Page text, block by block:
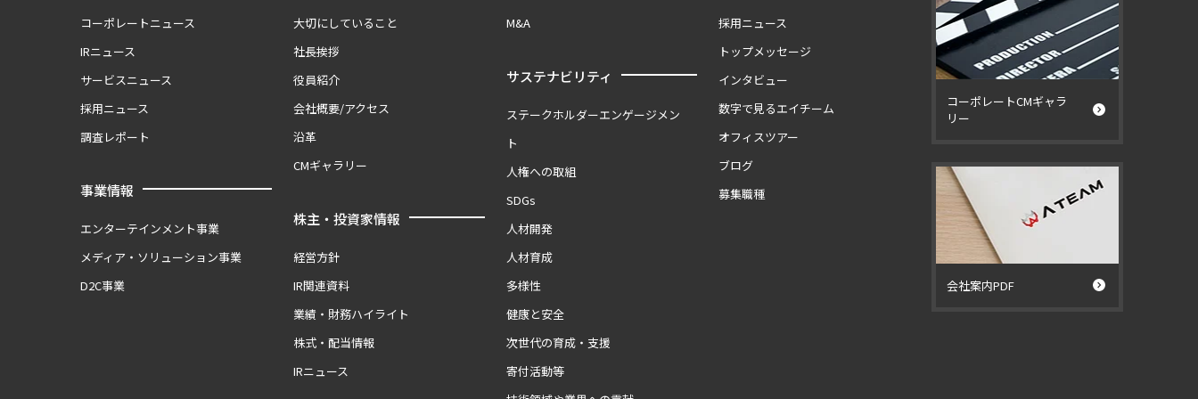
コーポレートニュース
IRニュース
サービスニュース
採用ニュース
調査レポート
事業情報
エンターテインメント事業
メディア・ソリューション事業
D2C事業
大切にしていること
社長挨拶
役員紹介
会社概要/アクセス
沿革
CMギャラリー
株主・投資家情報
経営方針
IR関連資料
業績・財務ハイライト
株式・配当情報
IRニュース
M&A
サステナビリティ
ステークホルダーエンゲージメン
ト
人権への取組
SDGs
人材開発
人材育成
多様性
健康と安全
次世代の育成・支援
寄付活動等
採用ニュース
トップメッセージ
インタビュー
数字で見るエイチーム
オフィスツアー
ブログ
募集職種
コーポレートCMギャラ
リー
会社案内PDF